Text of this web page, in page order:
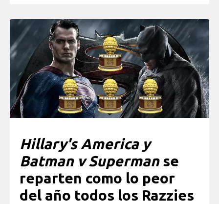
Hillary's America y
Batman v Supermanse
reparten como lo peor
del año todos los Razzies